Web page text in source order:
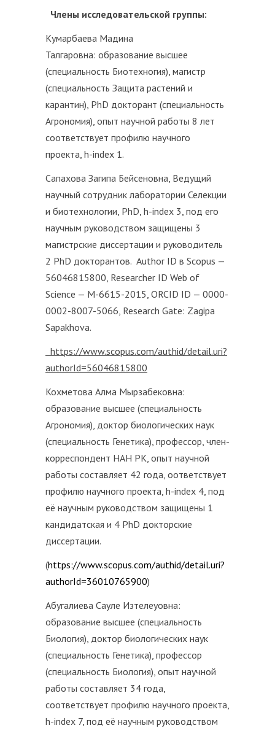
Члены исследовательской группы:
Кумарбаева Мадина
Талгаровна: образование высшее
(специальность Биотехногия), магистр
(специальность Защита растений и
карантин), PhD докторант (специальность
Агрономия), опыт научной работы 8 лет
соответствует профилю научного
проекта, h-index 1.
Сапахова Загипа Бейсеновна, Ведущий
научный сотрудник лаборатории Селекции
и биотехнологии, PhD, h-index 3, под его
научным руководством защищены 3
магистрские диссертации и руководитель
2 PhD докторантов. Author ID в Scopus —
56046815800, Researcher ID Web of
Science — M-6615-2015, ORCID ID — 0000-
0002-8007-5066, Research Gate: Zagipa
Sapakhova.
https://www.scopus.com/authid/detail.uri?
authorId=56046815800
Кохметова Алма Мырзабековна:
образование высшее (специальность
Агрономия), доктор биологических наук
(специальность Генетика), профессор, член-
корреспондент НАН РК, опыт научной
работы составляет 42 года, оответствует
профилю научного проекта, h-index 4, под
её научным руководством защищены 1
кандидатская и 4 PhD докторские
диссертации.
(https://www.scopus.com/authid/detail.uri?
authorId=36010765900)
Абугалиева Сауле Изтелеуовна:
образование высшее (специальность
Биология), доктор биологических наук
(специальность Генетика), профессор
(специальность Биология), опыт научной
работы составляет 34 года,
соответствует профилю научного проекта,
h-index 7, под её научным руководством